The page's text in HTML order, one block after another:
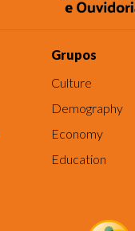
Grupos
Culture
Demography
Economy
Education